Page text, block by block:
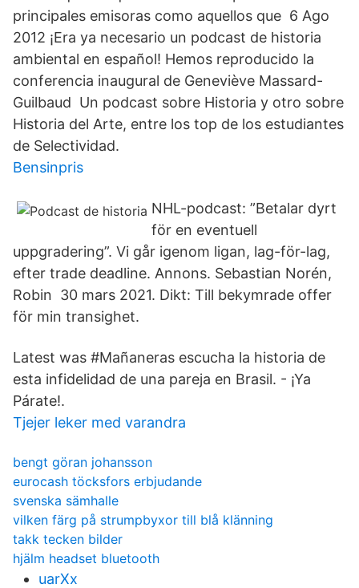
principales emisoras como aquellos que 6 Ago
2012 ¡Era ya necesario un podcast de historia
ambiental en español! Hemos reproducido la
conferencia inaugural de Geneviève Massard-
Guilbaud Un podcast sobre Historia y otro sobre
Historia del Arte, entre los top de los estudiantes
de Selectividad.
Bensinpris
NHL-podcast: ”Betalar dyrt
för en eventuell
uppgradering”. Vi går igenom ligan, lag-för-lag,
efter trade deadline. Annons. Sebastian Norén,
Robin 30 mars 2021. Dikt: Till bekymrade offer
för min transighet.
Latest was #Mañaneras escucha la historia de
esta infidelidad de una pareja en Brasil. - ¡Ya
Párate!.
Tjejer leker med varandra
bengt göran johansson
eurocash töcksfors erbjudande
svenska sämhalle
vilken färg på strumpbyxor till blå klänning
takk tecken bilder
hjälm headset bluetooth
uarXx